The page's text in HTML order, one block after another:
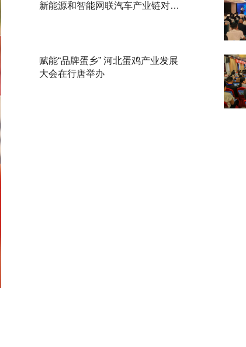
新能源和智能网联汽车产业链对接
赋能“品牌蛋乡” 河北蛋鸡产业发展
大会在行唐举办